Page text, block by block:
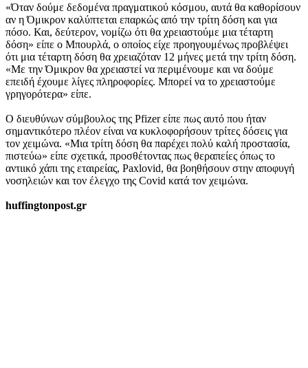
«Όταν δούμε δεδομένα πραγματικού κόσμου, αυτά θα καθορίσουν
αν η Όμικρον καλύπτεται επαρκώς από την τρίτη δόση και για
πόσο. Και, δεύτερον, νομίζω ότι θα χρειαστούμε μια τέταρτη
δόση» είπε ο Μπουρλά, ο οποίος είχε προηγουμένως προβλέψει
ότι μια τέταρτη δόση θα χρειαζόταν 12 μήνες μετά την τρίτη δόση.
«Με την Όμικρον θα χρειαστεί να περιμένουμε και να δούμε
επειδή έχουμε λίγες πληροφορίες. Μπορεί να το χρειαστούμε
γρηγορότερα» είπε.
Ο διευθύνων σύμβουλος της Pfizer είπε πως αυτό που ήταν
σημαντικότερο πλέον είναι να κυκλοφορήσουν τρίτες δόσεις για
τον χειμώνα. «Μια τρίτη δόση θα παρέχει πολύ καλή προστασία,
πιστεύω» είπε σχετικά, προσθέτοντας πως θεραπείες όπως το
αντιικό χάπι της εταιρείας, Paxlovid, θα βοηθήσουν στην αποφυγή
νοσηλειών και τον έλεγχο της Covid κατά τον χειμώνα.
huffingtonpost.gr